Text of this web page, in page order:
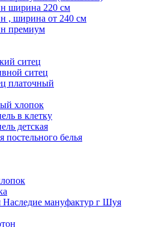
ширина 220 см
, ширина от 240 см
премиум
ситец
ситец
платочный
хлопок
в клетку
детская
постельного белья
Наследие мануфактур г Шуя